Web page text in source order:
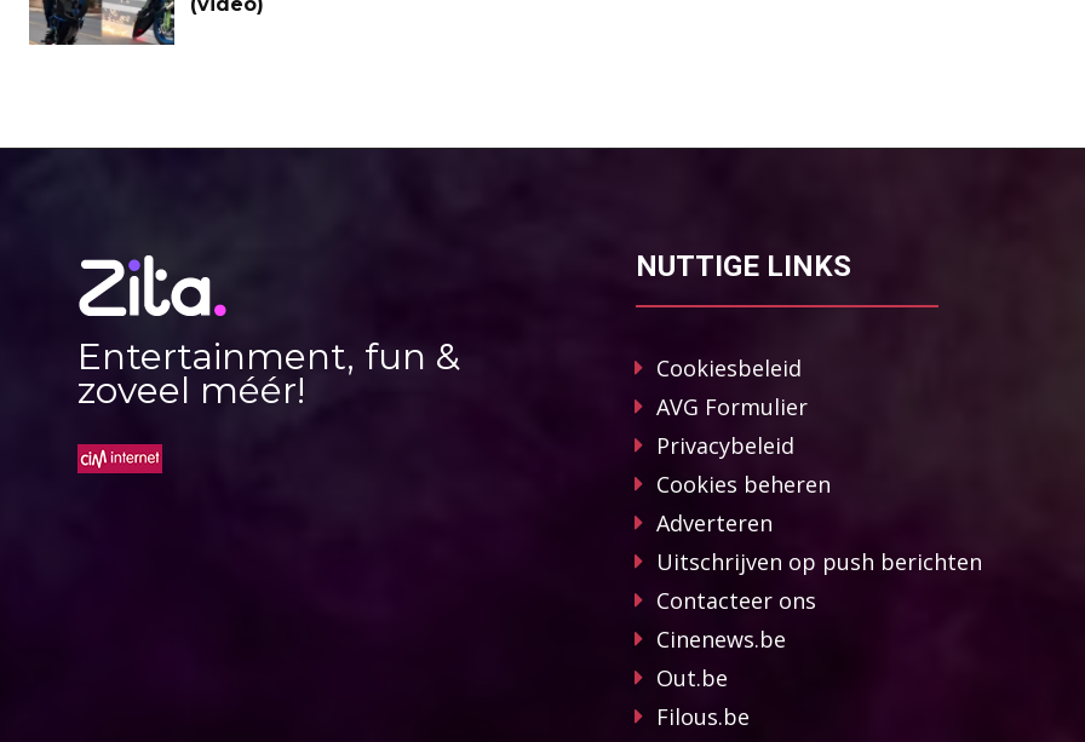
Entertainment, fun &
zoveel méér!
NUTTIGE LINKS
Cookiesbeleid
AVG Formulier
Privacybeleid
Cookies beheren
Adverteren
Uitschrijven op push berichten
Contacteer ons
Cinenews.be
Out.be
Filous.be